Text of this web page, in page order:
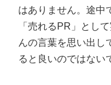
はありません。途中
「売れるPR」とし
んの言葉を思い出し
ると良いのではない